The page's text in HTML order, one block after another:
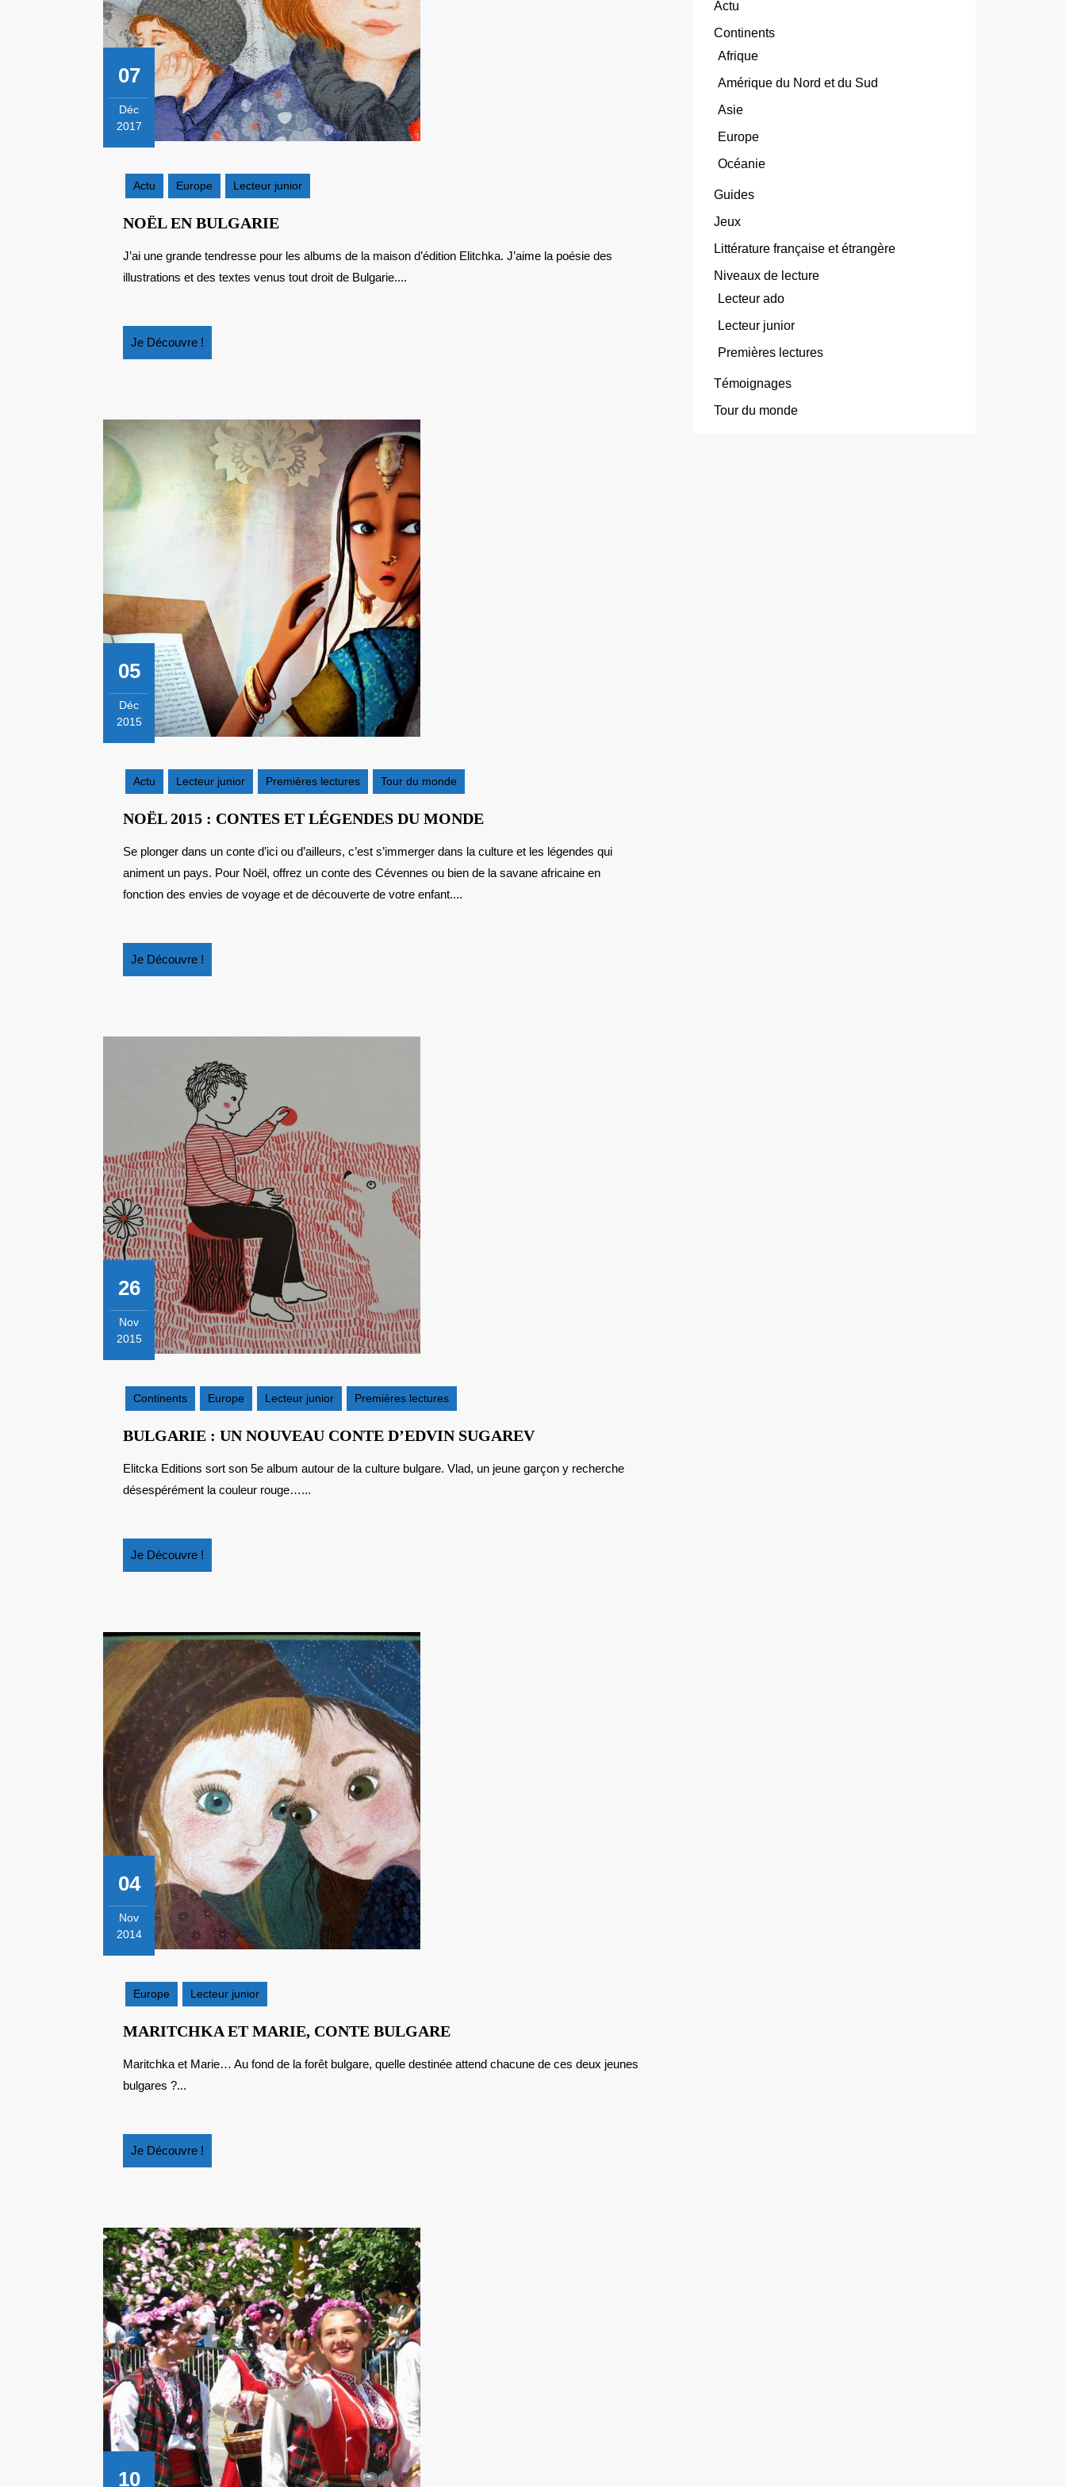
07
Déc
2017
2017
Actu
Europe Lecteur junior
NOËL EN BULGARIENOËL
BULGARIE
J’ai une grande tendresse pour les albums de la maison d’édition Elitchka. J’aime la poésie des
illustrations et des textes venus tout droit de Bulgarie....
Je Découvre !
Découvre
05
Déc
2015
2015
Actu
Lecteur junior Premières lectures Tour du monde
NOËL 2015 : CONTES ET LÉGENDES DU MONDENOËL
:
CONTES
Se plonger dans un conte d’ici ou d’ailleurs, c’est s’immerger dans la culture et les légendes qui
animent un pays. Pour Noël, offrez un conte des Cévennes ou bien de la savane africaine en
fonction des envies de voyage et de découverte de votre enfant....
Je Découvre !
Découvre
26
Nov
2015
2015
Continents
Europe Lecteur junior Premières lectures
BULGARIE : UN NOUVEAU CONTE D’EDVIN SUGAREVBULGARIE
UN
Elitcka Editions sort son 5e album autour de la culture bulgare. Vlad, un jeune garçon y recherche
désespérément la couleur rouge…...
Je Découvre !
Découvre
04
Nov
2014
2014
Europe
Lecteur junior
MARITCHKA ET MARIE, CONTE BULGAREMARITCHKA
MARIE,
Maritchka et Marie… Au fond de la forêt bulgare, quelle destinée attend chacune de ces deux jeunes
bulgares ?...
Je Découvre !
Découvre
10
Actu
Continents
Afrique
Amérique du Nord et du Sud
Asie
Europe
Océanie
Guides
Jeux
Littérature française et étrangère
Niveaux de lecture
Lecteur ado
Lecteur junior
Premières lectures
Témoignages
Tour du monde